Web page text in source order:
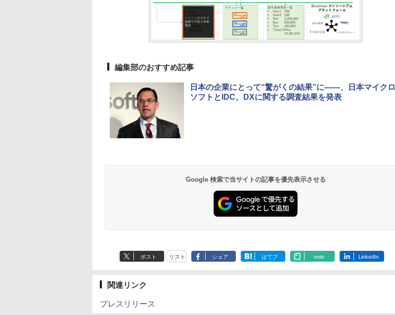
編集部のおすすめ記事
日本の企業にとって“驚がくの結果”に――、日本マイクロ
ソフトとIDC、DXに関する調査結果を発表
Google 検索で当サイトの記事を優先表示させる
ポスト リスト シェア はてブ note LinkedIn
関連リンク
プレスリリース